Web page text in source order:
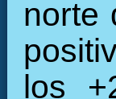
norte
los